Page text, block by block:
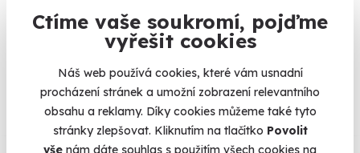
Ctíme vaše soukromí, pojďme
vyřešit cookies
Náš web používá cookies, které vám usnadní
procházení stránek a umožní zobrazení relevantního
obsahu a reklamy. Díky cookies můžeme také tyto
stránky zlepšovat. Kliknutím na tlačítko Povolit
vše nám dáte souhlas s použitím všech cookies na
Na heureka.cz máme
96% spokojenost zákazníků.